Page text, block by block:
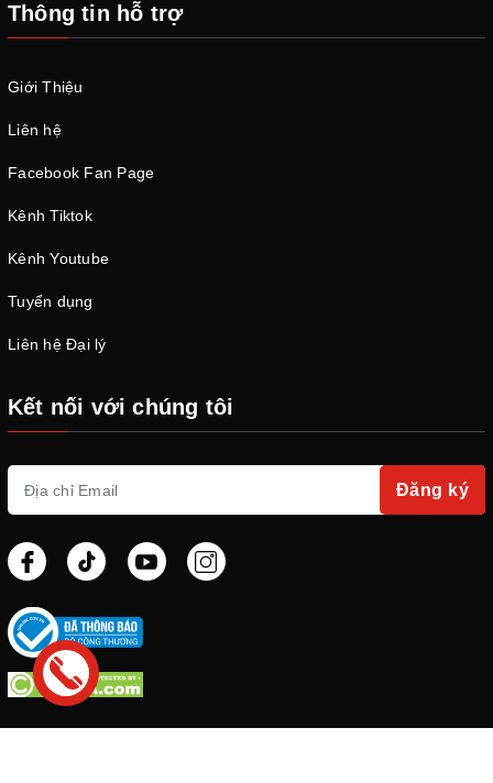
Thông tin hỗ trợ
Giới Thiệu
Liên hệ
Facebook Fan Page
Kênh Tiktok
Kênh Youtube
Tuyển dụng
Liên hệ Đại lý
Kết nối với chúng tôi
Đăng ký